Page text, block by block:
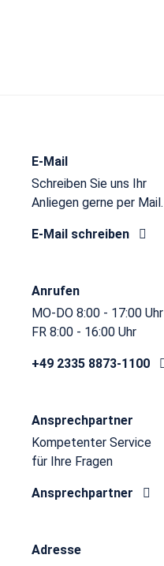
E-Mail
Schreiben Sie uns Ihr
Anliegen gerne per Mail.
E-Mail schreiben
Anrufen
MO-DO 8:00 - 17:00 Uhr
FR 8:00 - 16:00 Uhr
+49 2335 8873-1100
Ansprechpartner
Kompetenter Service
für Ihre Fragen
Ansprechpartner
Adresse